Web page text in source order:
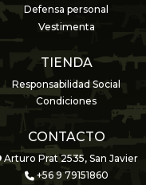
Defensa personal
Vestimenta
TIENDA
Responsabilidad Social
Condiciones
CONTACTO
Arturo Prat 2535, San Javier
+56 9 79151860